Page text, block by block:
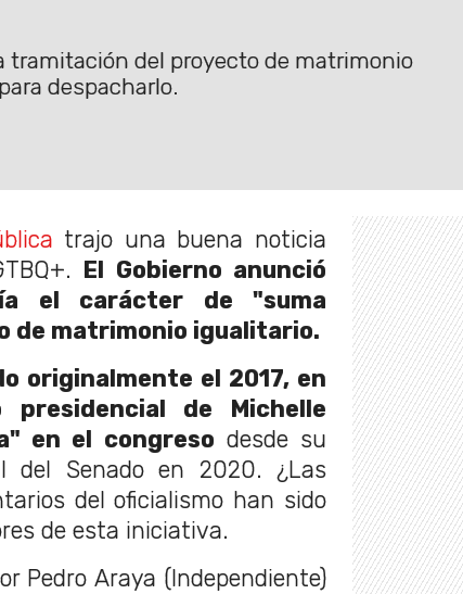
tramitación del proyecto de matrimonio
despacharlo.
trajo una buena noticia
El Gobierno anunció
el carácter de "suma
de matrimonio igualitario.
originalmente el 2017, en
presidencial de Michelle
en el congreso desde su
del Senado en 2020. ¿Las
del oficialismo han sido
de esta iniciativa.
Pedro Araya (Independiente)